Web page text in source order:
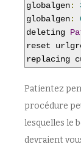
globalgen:
globalgen:
deleting
reset
replacing
Patientez
procédure
lesquelles le
devraient